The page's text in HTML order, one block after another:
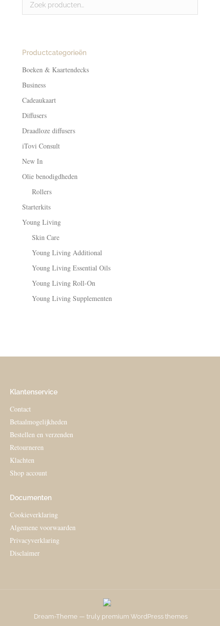
Productcategorieën
Boeken & Kaartendecks
Business
Cadeaukaart
Diffusers
Draadloze diffusers
iTovi Consult
New In
Olie benodigdheden
Rollers
Starterkits
Young Living
Skin Care
Young Living Additional
Young Living Essential Oils
Young Living Roll-On
Young Living Supplementen
Klantenservice
Contact
Betaalmogelijkheden
Bestellen en verzenden
Retourneren
Klachten
Shop account
Documenten
Cookieverklaring
Algemene voorwaarden
Privacyverklaring
Disclaimer
Dream-Theme — truly premium WordPress themes